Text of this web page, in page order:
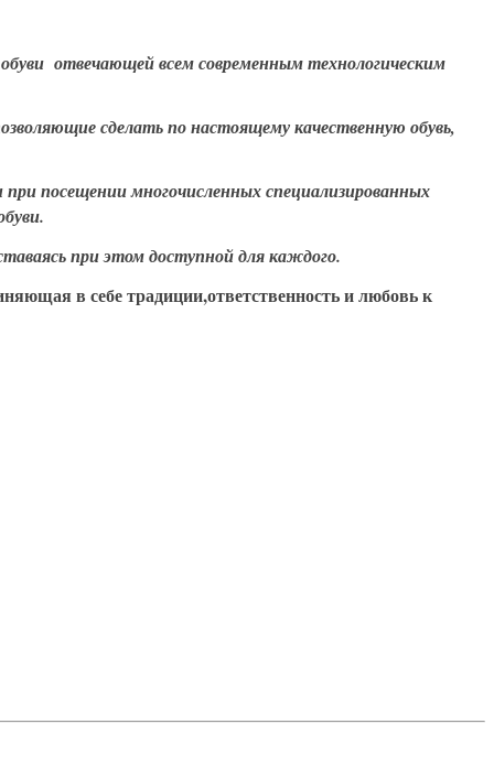
отвечающей всем современным технологическим
сделать по настоящему качественную обувь,
посещении многочисленных специализированных
при этом доступной для каждого.
в себе традиции,ответственность и любовь к